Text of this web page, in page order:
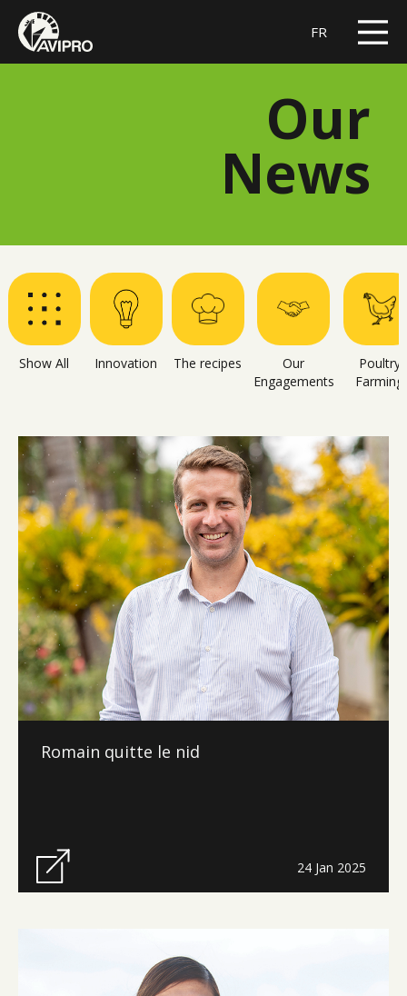
FR
Our
News
Show All Innovation The recipes
Our
Engagements
Poultry
Farming
Romain quitte le nid
24 Jan 2025